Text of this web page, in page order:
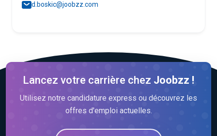
d.boskic@joobzz.com
Lancez votre carrière chez Joobzz !
Utilisez notre candidature express ou découvrez les
offres d'emploi actuelles.